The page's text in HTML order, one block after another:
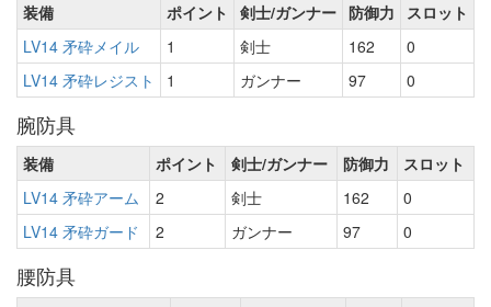
装備 ポイント 剣士/ガンナー 防御力
スロット
LV14 矛砕メイル
1 剣士 162
0
LV14 矛砕レジスト
1 ガンナー 97 0
腕防具
装備 ポイント 剣士/ガンナー 防御力
スロット
LV14 矛砕アーム
2 剣士 162
0
LV14 矛砕ガード
2 ガンナー 97 0
腰防具